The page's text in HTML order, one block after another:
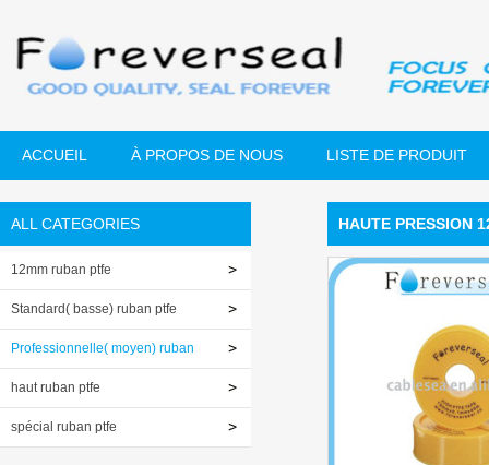
ACCUEIL À PROPOS DE NOUS LISTE DE PRODUIT
ALL CATEGORIES
12mm ruban ptfe
Standard( basse) ruban ptfe
Professionnelle( moyen) ruban
ptfehaut ruban ptfe
spécial ruban ptfe
HAUTE PRESSION